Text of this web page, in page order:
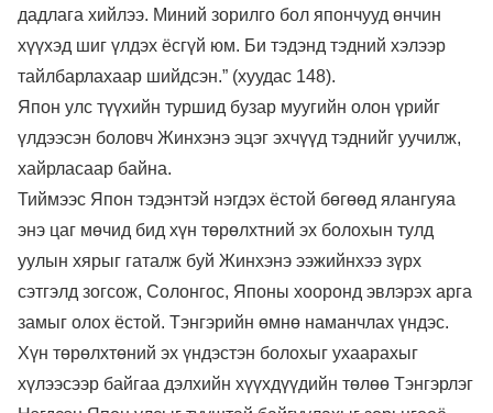
дадлага хийлээ. Миний зорилго бол япончууд өнчин
хүүхэд шиг үлдэх ёсгүй юм. Би тэдэнд тэдний хэлээр
тайлбарлахаар шийдсэн.” (хуудас 148).
Япон улс түүхийн туршид бузар муугийн олон үрийг
үлдээсэн боловч Жинхэнэ эцэг эхчүүд тэднийг уучилж,
хайрласаар байна.
Тиймээс Япон тэдэнтэй нэгдэх ёстой бөгөөд ялангуяа
энэ цаг мөчид бид хүн төрөлхтний эх болохын тулд
уулын хярыг гаталж буй Жинхэнэ ээжийнхээ зүрх
сэтгэлд зогсож, Солонгос, Японы хооронд эвлэрэх арга
замыг олох ёстой. Тэнгэрийн өмнө наманчлах үндэс.
Хүн төрөлхтөний эх үндэстэн болохыг ухаарахыг
хүлээсээр байгаа дэлхийн хүүхдүүдийн төлөө Тэнгэрлэг